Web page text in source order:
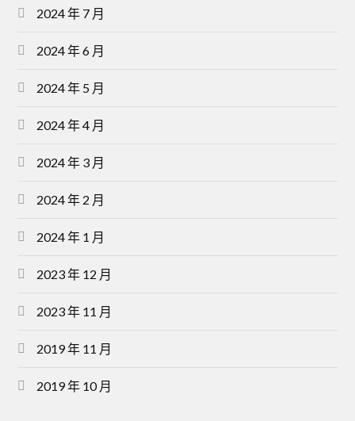
2024 年 7 月
2024 年 6 月
2024 年 5 月
2024 年 4 月
2024 年 3 月
2024 年 2 月
2024 年 1 月
2023 年 12 月
2023 年 11 月
2019 年 11 月
2019 年 10 月